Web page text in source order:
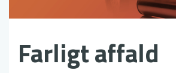
Farligt affald